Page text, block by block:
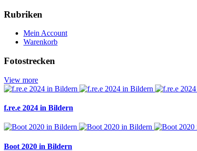
Rubriken
Mein Account
Warenkorb
Fotostrecken
View more
f.re.e 2024 in Bildern
Boot 2020 in Bildern